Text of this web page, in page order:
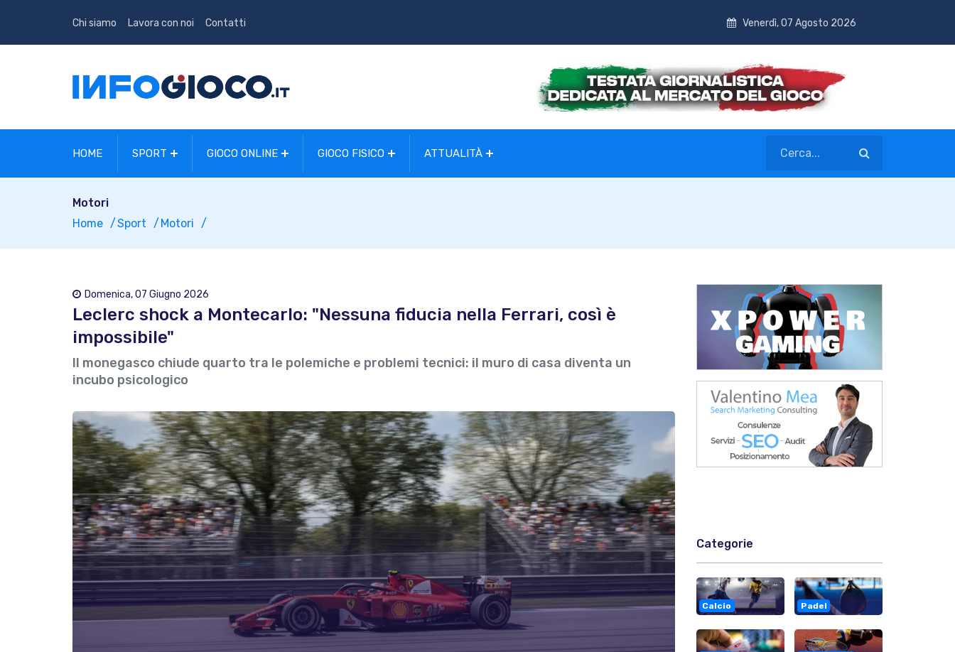
Chi siamo Lavora con noi Contatti Venerdì, 07 Agosto 2026
HOME SPORT GIOCO ONLINE GIOCO FISICO ATTUALITÀ
Motori
Home
Sport Motori
Domenica, 07 Giugno 2026
Leclerc shock a Montecarlo: "Nessuna fiducia nella Ferrari, così è
impossibile"
Il monegasco chiude quarto tra le polemiche e problemi tecnici: il muro di casa diventa un
incubo psicologico
Categorie
Calcio Padel